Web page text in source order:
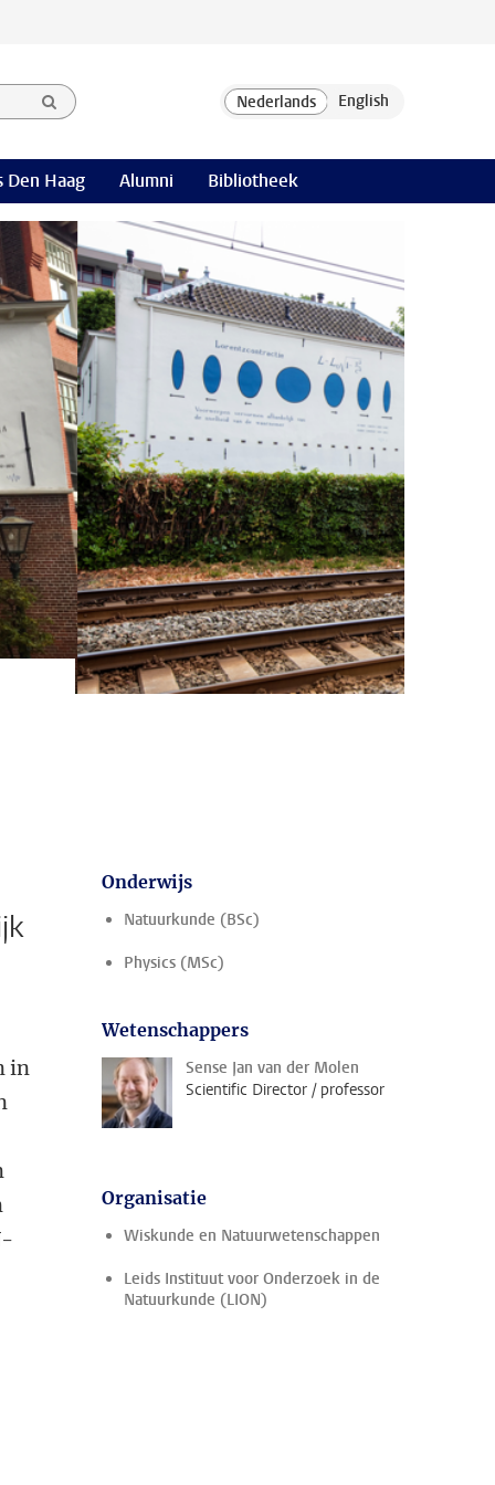
Den Haag Alumni Bibliotheek
in
Onderwijs
Natuurkunde (BSc)
Physics (MSc)
Wetenschappers
Sense Jan van der Molen
Scientific Director / professor
Organisatie
Wiskunde en Natuurwetenschappen
Leids Instituut voor Onderzoek in de
Natuurkunde (LION)